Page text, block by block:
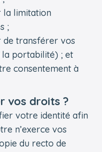
la limitation
;
de transférer vos
la portabilité) ; et
consentement à
vos droits ?
votre identité afin
n’exerce vos
du recto de